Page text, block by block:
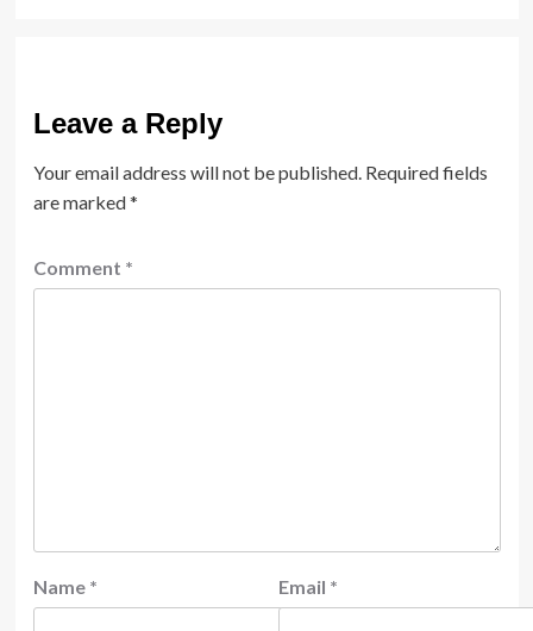
Leave a Reply
Your email address will not be published. Required fields
are marked*
Comment *
Name * Email *